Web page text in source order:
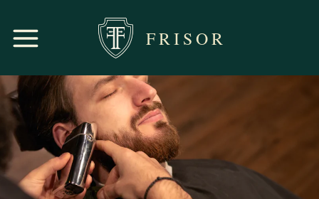
FRISOR